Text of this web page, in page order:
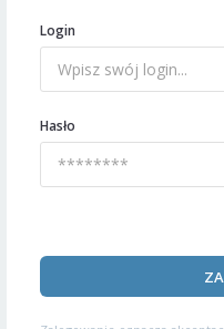
Login
Hasło